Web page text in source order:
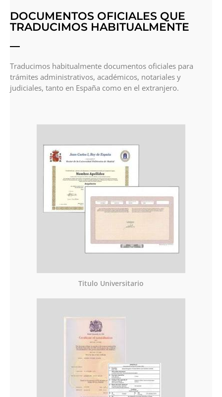
DOCUMENTOS OFICIALES QUE
TRADUCIMOS HABITUALMENTE
Traducimos habitualmente documentos oficiales para
trámites administrativos, académicos, notariales y
judiciales, tanto en España como en el extranjero.
Titulo Universitario